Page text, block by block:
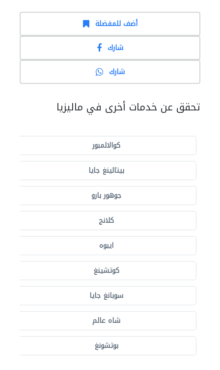
أضف للمفضلة
شارك
شارك
تحقق عن خدمات أخرى في ماليزيا
كوالالمبور
بيتالينغ جايا
جوهور بارو
كلانج
ايبوه
كوتشينغ
سوبانغ جايا
شاه عالم
بوتشونغ